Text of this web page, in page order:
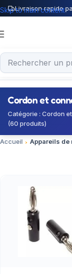
Livraison rapide
Skip to main content
Cordon et
Catégorie : Cordon
(60 produits)
Accueil Appareils de